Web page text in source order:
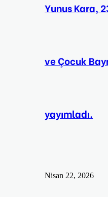
Yunus Kara,
ve Çocuk
yayımladı.
Nisan 22, 2026